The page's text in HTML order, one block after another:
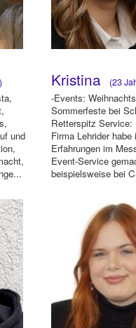
und
Kristina (23
-Events:
Sommerfeste bei
Retterspitz Service:
Firma Lehrider habe
Erfahrungen im
Event-Service
beispielsweise bei